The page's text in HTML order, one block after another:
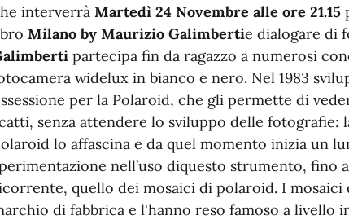
interverrà Martedì 24 Novembre alle ore 21.15
Milano by Maurizio Galimbertie dialogare di
partecipa fin da ragazzo a numerosi
widelux in bianco e nero. Nel 1983
per la Polaroid, che gli permette di
senza attendere lo sviluppo delle fotografie:
lo affascina e da quel momento inizia un
nell’uso diquesto strumento, fino
quello dei mosaici di polaroid. I mosaici
di fabbrica e l'hanno reso famoso a livello